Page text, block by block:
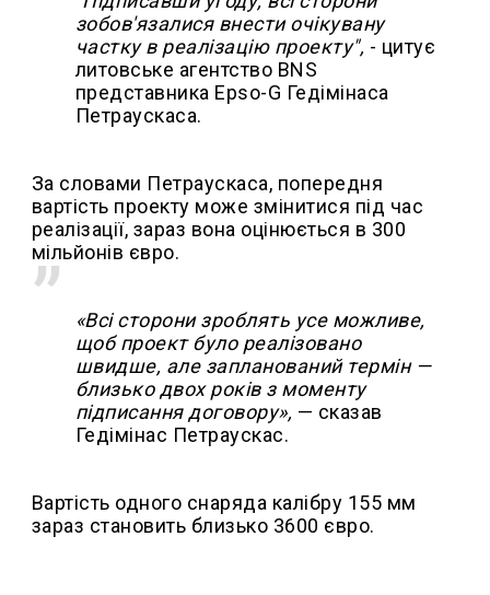
зобов'язалися внести очікувану
частку в реалізацію проекту", - цитує
литовське агентство BNS
представника Epso-G Гедімінаса
Петраускаса.
За словами Петраускаса, попередня
вартість проекту може змінитися під час
реалізації, зараз вона оцінюється в 300
мільйонів євро.
«Всі сторони зроблять усе можливе,
щоб проект було реалізовано
швидше, але запланований термін —
близько двох років з моменту
підписання договору», — сказав
Гедімінас Петраускас.
Вартість одного снаряда калібру 155 мм
зараз становить близько 3600 євро.